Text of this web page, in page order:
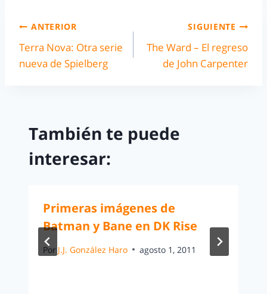
ANTERIOR
Terra Nova: Otra serie
nueva de Spielberg
SIGUIENTE
The Ward – El regreso
de John Carpenter
También te puede
interesar:
Primeras imágenes de
Batman y Bane en DK Rise
Por J.J. González Haro agosto 1, 2011